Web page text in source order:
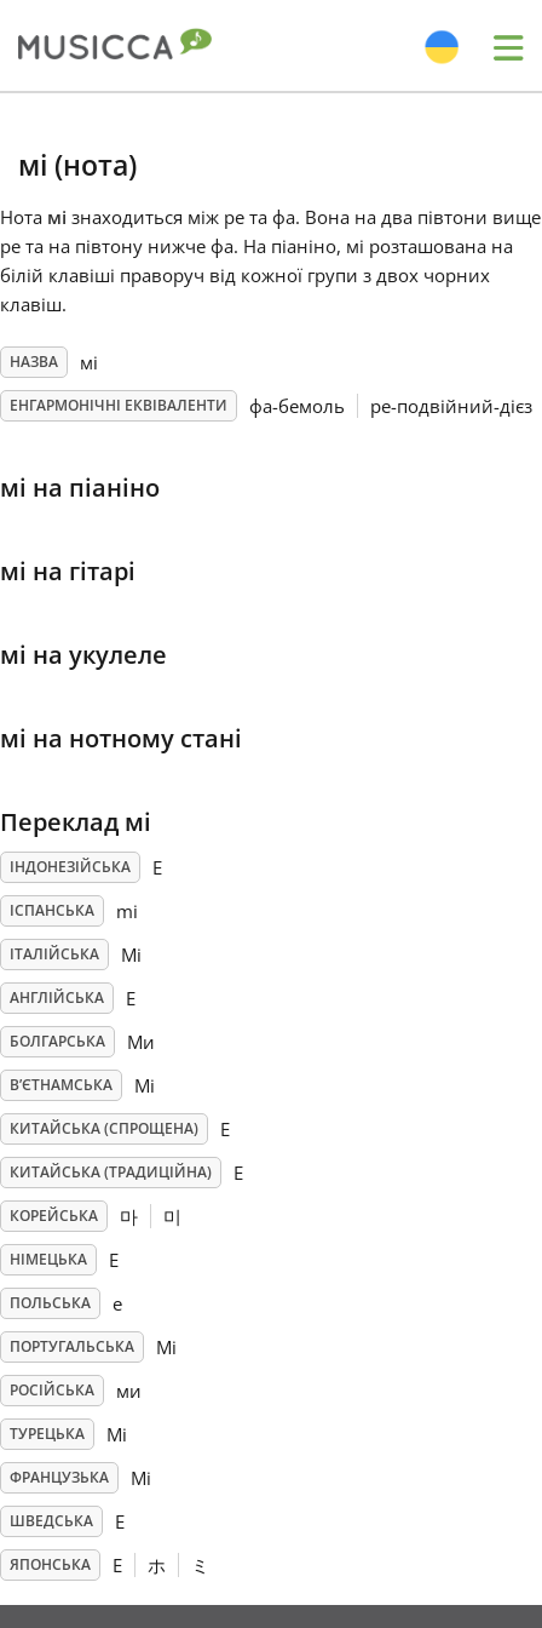
Dansk
Deutsch
Français
한국어
हिन्दी
Italiano
日本語
Português
Русский
Svenska
Tiếng Việt
Türkçe
Українська
简体中文
мі (нота)
Нота мі знаходиться між ре та фа. Вона на два півтони вище
ре та на півтону нижче фа. На піаніно, мі розташована на
білій клавіші праворуч від кожної групи з двох чорних
клавіш.
НАЗВА мі
ЕНГАРМОНІЧНІ ЕКВІВАЛЕНТИ фа-бемоль ре-подвійний-дієз
мі на піаніно
мі на гітарі
мі на укулеле
мі на нотному стані
Переклад мі
ІНДОНЕЗІЙСЬКА E
ІСПАНСЬКА mi
ІТАЛІЙСЬКА Mi
АНГЛІЙСЬКА E
БОЛГАРСЬКА Ми
В’ЄТНАМСЬКА Mi
КИТАЙСЬКА (СПРОЩЕНА) E
КИТАЙСЬКА (ТРАДИЦІЙНА) E
КОРЕЙСЬКА 마 미
НІМЕЦЬКА E
ПОЛЬСЬКА e
ПОРТУГАЛЬСЬКА Mi
РОСІЙСЬКА ми
ТУРЕЦЬКА Mi
ФРАНЦУЗЬКА Mi
ШВЕДСЬКА E
ЯПОНСЬКА E ホ ミ